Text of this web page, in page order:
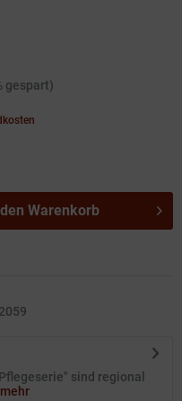
gespart)
Warenkorb
sind regional
mehr